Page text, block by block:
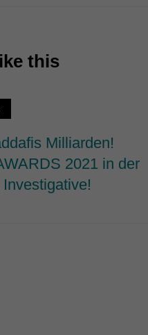
this
Milliarden!
2021 in der
werden standardmäßig
keiner manuellen Einwilligung mehr.